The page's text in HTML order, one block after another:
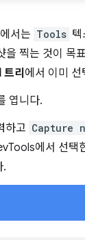
서는 Tools 텍
을 찍는 것이 목
리 에서 이미
엽니다.
하고 Capture
에서 선택
.